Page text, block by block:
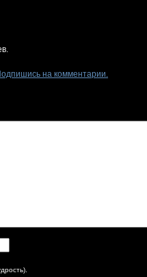
на комментарии.